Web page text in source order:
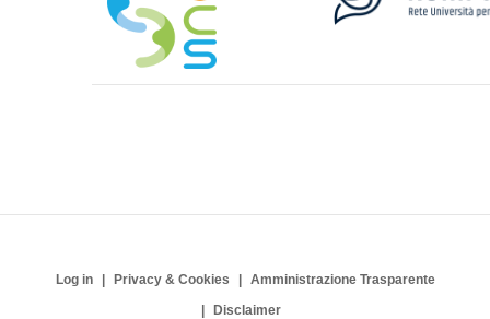
Log in Privacy & Cookies
Amministrazione Trasparente
Disclaimer